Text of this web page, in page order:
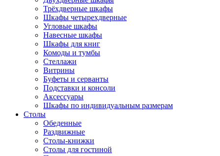
Трёхдверные шкафы
Шкафы четырехдверные
Угловые шкафы
Навесные шкафы
Шкафы для книг
Комоды и тумбы
Стеллажи
Витрины
Буфеты и серванты
Подставки и консоли
Аксессуары
Шкафы по индивидуальным размерам
Столы
Обеденные
Раздвижные
Столы-книжки
Столы для гостиной